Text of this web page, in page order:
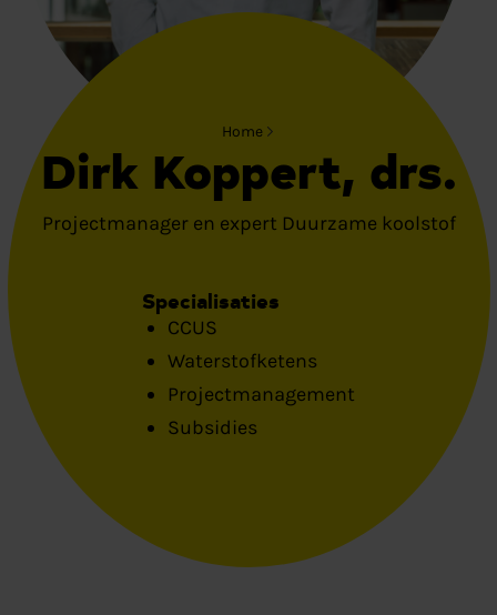
Home
Dirk Koppert, drs.
Projectmanager en expert Duurzame koolstof
Specialisaties
CCUS
Waterstofketens
Projectmanagement
Subsidies